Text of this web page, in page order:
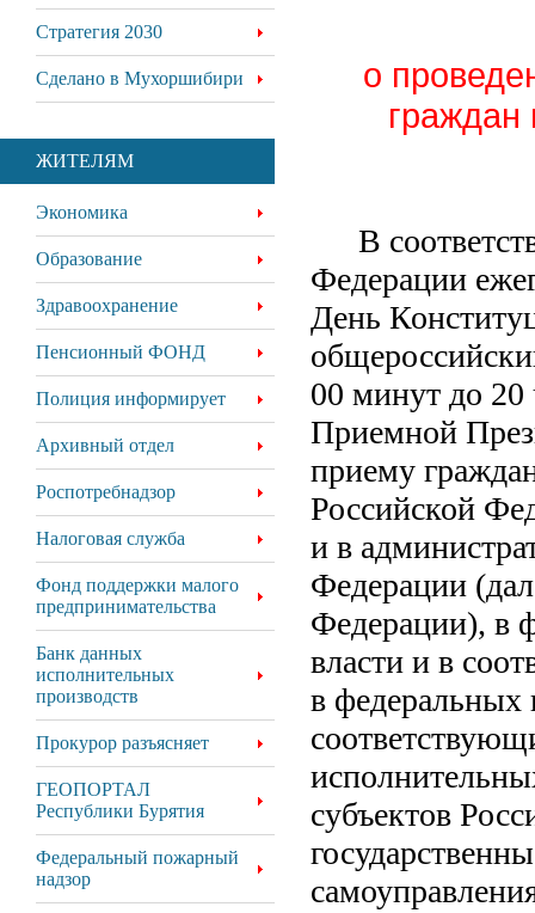
Стратегия 2030
Сделано в Мухоршибири
ЖИТЕЛЯМ
Экономика
Образование
Здравоохранение
Пенсионный ФОНД
Полиция информирует
Архивный отдел
Роспотребнадзор
Налоговая служба
Фонд поддержки малого
предпринимательства
Банк данных
исполнительных
производств
Прокурор разъясняет
ГЕОПОРТАЛ
Республики Бурятия
Федеральный пожарный
надзор
о
граждан
В
Федерации
День
00 минут до 20
Приемной
приему
Российской
и в
Федерации
Федерации), в
власти и в
в федеральных
субъектов